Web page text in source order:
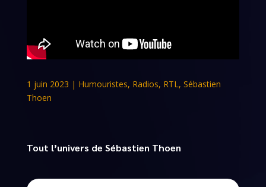
1 juin 2023 | Humouristes, Radios, RTL , Sébastien
Thoen
Tout l’univers de Sébastien Thoen